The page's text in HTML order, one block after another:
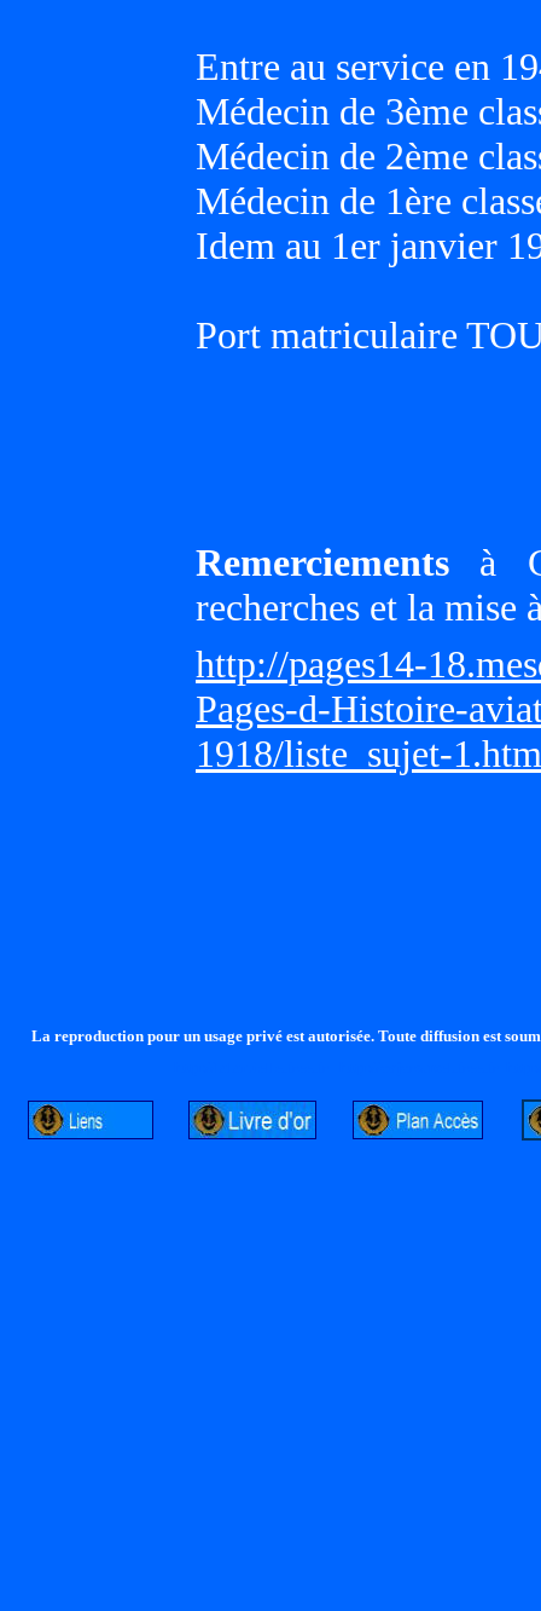
Entre au service en
Médecin de 3ème
Médecin de 2ème
Médecin de 1ère
Idem au 1er janvier
Port matriculaire
Remerciements à
recherches et la mise
http://pages14-
Pages-d-Histoire-
1918/liste_sujet-1.htm
La reproduction pour un usage privé est autorisée. Toute diffusion est